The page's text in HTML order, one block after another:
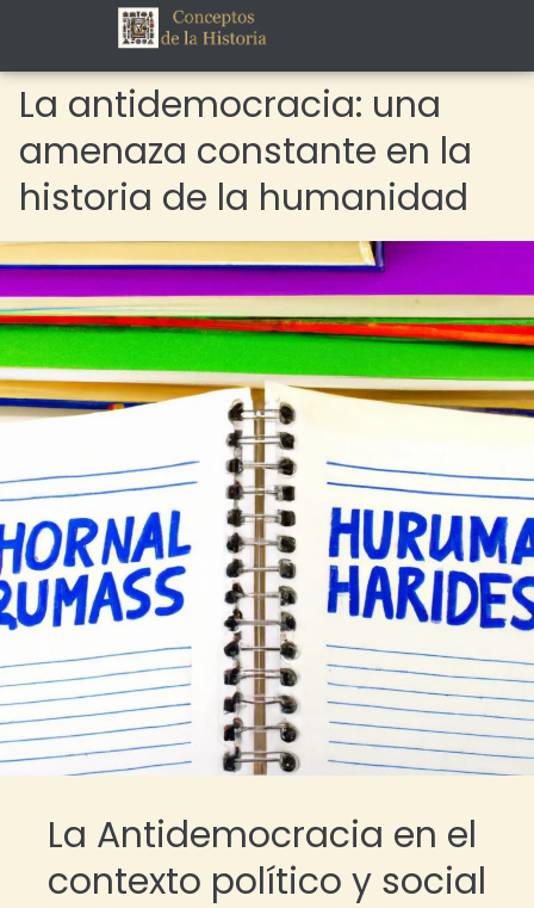
La antidemocracia: una
amenaza constante en la
historia de la humanidad
La Antidemocracia en el
contexto político y social